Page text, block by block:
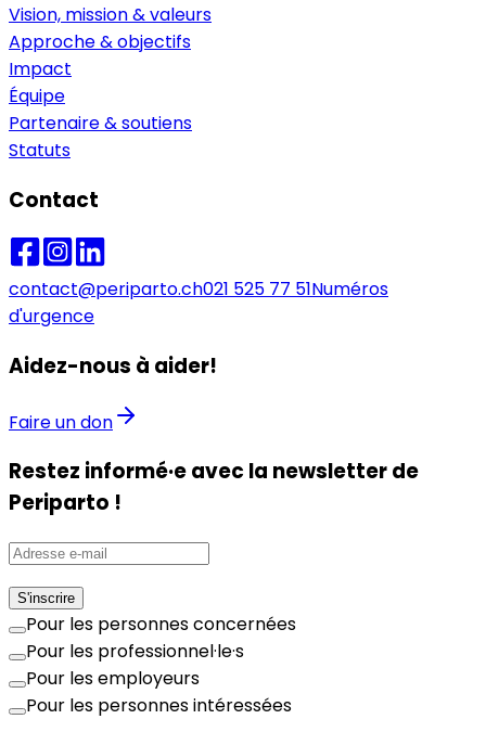
Vision, mission & valeurs
Approche & objectifs
Impact
Équipe
Partenaire & soutiens
Statuts
Contact
contact@periparto.ch021 525 77 51Numéros
d'urgence
Aidez-nous à aider!
Faire un don
Restez informé·e avec la newsletter de
Periparto !
S'inscrire
Pour les personnes concernées
Pour les professionnel·le·s
Pour les employeurs
Pour les personnes intéressées